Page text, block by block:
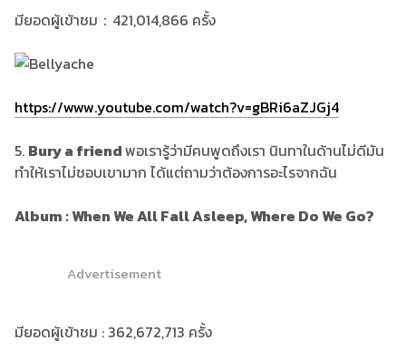
มียอดผู้เข้าชม：421,014,866 ครั้ง
https://www.youtube.com/watch?v=gBRi6aZJGj4
5. Bury a friendพอเรารู้ว่ามีคนพูดถึงเรา นินทาในด้านไม่ดีมัน
ทำให้เราไม่ชอบเขามาก ได้แต่ถามว่าต้องการอะไรจากฉัน
Album : When We All Fall Asleep, Where Do We Go?
Advertisement
มียอดผู้เข้าชม : 362,672,713 ครั้ง